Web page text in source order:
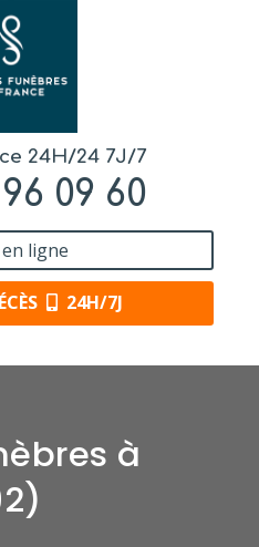
24H/24 7J/7
09 60
ligne
24H/7J
à